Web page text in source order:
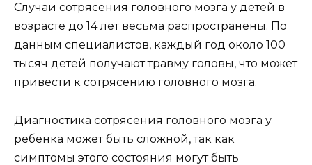
Случаи сотрясения головного мозга у детей в
возрасте до 14 лет весьма распространены. По
данным специалистов, каждый год около 100
тысяч детей получают травму головы, что может
привести к сотрясению головного мозга.
Диагностика сотрясения головного мозга у
ребенка может быть сложной, так как
симптомы этого состояния могут быть